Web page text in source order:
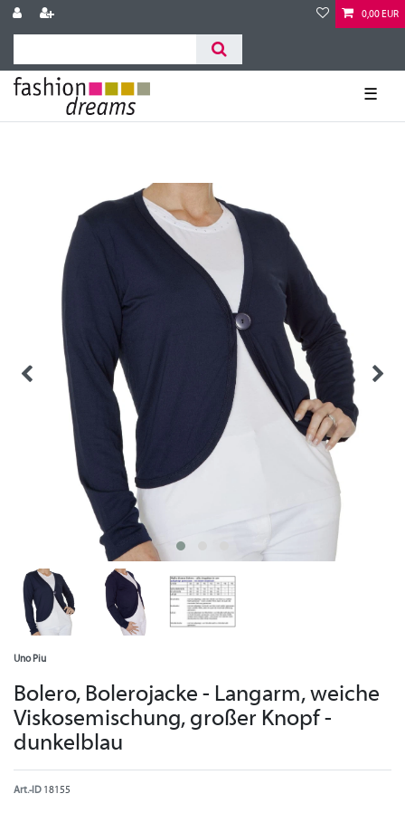
0,00 EUR
☰
Uno Piu
Bolero, Bolerojacke - Langarm, weiche
Viskosemischung, großer Knopf -
dunkelblau
Art.-ID 18155